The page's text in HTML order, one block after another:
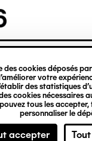
des cookies déposés
votre
des statistiques
cookies nécessaires
tous les accepter,
personnaliser le
accepter